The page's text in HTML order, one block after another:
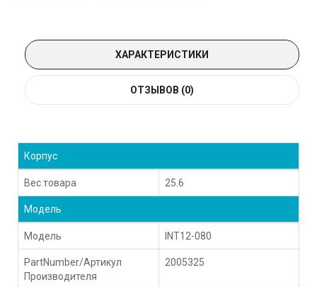
ХАРАКТЕРИСТИКИ
ОТЗЫВОВ (0)
Корпус
Вес товара 25.6
Модель
Модель INT12-080
PartNumber/Артикул
Производителя
2005325